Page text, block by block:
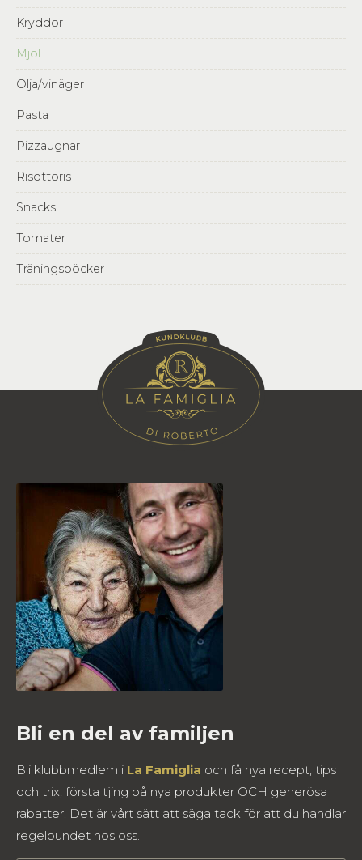
Kryddor
Mjöl
Olja/vinäger
Pasta
Pizzaugnar
Risottoris
Snacks
Tomater
Träningsböcker
Bli en del av familjen
Bli klubbmedlem i La Famiglia och få nya recept, tips
och trix, första tjing på nya produkter OCH generösa
rabatter. Det är vårt sätt att säga tack för att du handlar
regelbundet hos oss.